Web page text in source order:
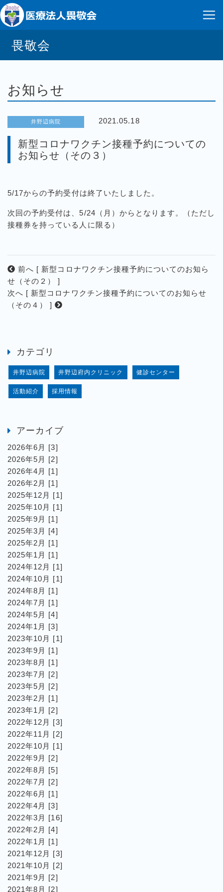
畏敬会
お知らせ
井野辺病院 2021.05.18
新型コロナワクチン接種予約についての
お知らせ（その３）
5/17からの予約受付は終了いたしました。
次回の予約受付は、5/24（月）からとなります。（ただし
接種券を持っている人に限る）
前へ [ 新型コロナワクチン接種予約についてのお知ら
せ（その２） ]
次へ [ 新型コロナワクチン接種予約についてのお知らせ
（その４） ]
カテゴリ
井野辺病院 井野辺府内クリニック 健診センター
活動紹介 採用情報
アーカイブ
2026年6月 [3]
2026年5月 [2]
2026年4月 [1]
2026年2月 [1]
2025年12月 [1]
2025年10月 [1]
2025年9月 [1]
2025年3月 [4]
2025年2月 [1]
2025年1月 [1]
2024年12月 [1]
2024年10月 [1]
2024年8月 [1]
2024年7月 [1]
2024年5月 [4]
2024年1月 [3]
2023年10月 [1]
2023年9月 [1]
2023年8月 [1]
2023年7月 [2]
2023年5月 [2]
2023年2月 [1]
2023年1月 [2]
2022年12月 [3]
2022年11月 [2]
2022年10月 [1]
2022年9月 [2]
2022年8月 [5]
2022年7月 [2]
2022年6月 [1]
2022年4月 [3]
2022年3月 [16]
2022年2月 [4]
2022年1月 [1]
2021年12月 [3]
2021年10月 [2]
2021年9月 [2]
2021年8月 [2]